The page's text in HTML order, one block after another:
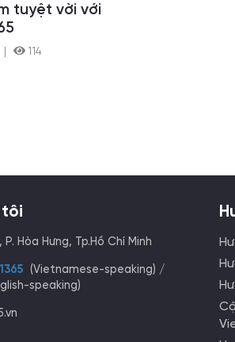
tuyệt vời với
114
tôi
Hòa Hưng, Tp.Hồ Chí Minh
(Vietnamese-speaking) /
speaking)